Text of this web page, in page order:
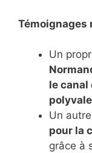
Témoignages
Un
le canal
Un
pour la
grâce à